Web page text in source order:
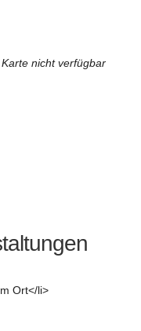
Karte nicht verfügbar
Ort</li>